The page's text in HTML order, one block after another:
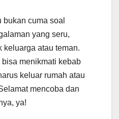
cuma soal
yang seru,
keluarga atau teman.
menikmati kebab
keluar rumah atau
mencoba dan
ya!